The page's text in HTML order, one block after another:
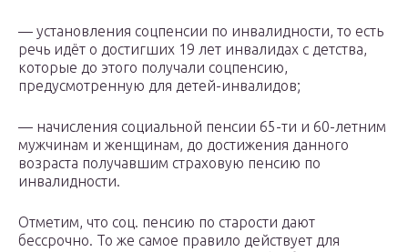
— установления соцпенсии по инвалидности, то есть
речь идёт о достигших 19 лет инвалидах с детства,
которые до этого получали соцпенсию,
предусмотренную для детей-инвалидов;
— начисления социальной пенсии 65-ти и 60-летним
мужчинам и женщинам, до достижения данного
возраста получавшим страховую пенсию по
инвалидности.
Отметим, что соц. пенсию по старости дают
бессрочно. То же самое правило действует для